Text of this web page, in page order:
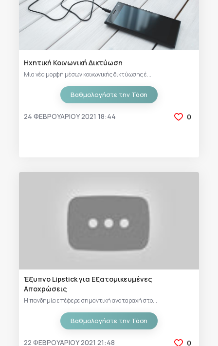
Ηχητική Κοινωνική Δικτύωση
Μια νέα μορφή μέσων κοινωνικής δικτύωσης έ...
Βαθμολογήστε την Τάση
24 ΦΕΒΡΟΥΑΡΊΟΥ 2021 18:44 0
Έξυπνο Lipstick για Εξατομικευμένες
Αποχρώσεις
Η πανδημία επέφερε σημαντική αναταραχή στο...
Βαθμολογήστε την Τάση
22 ΦΕΒΡΟΥΑΡΊΟΥ 2021 21:48 0